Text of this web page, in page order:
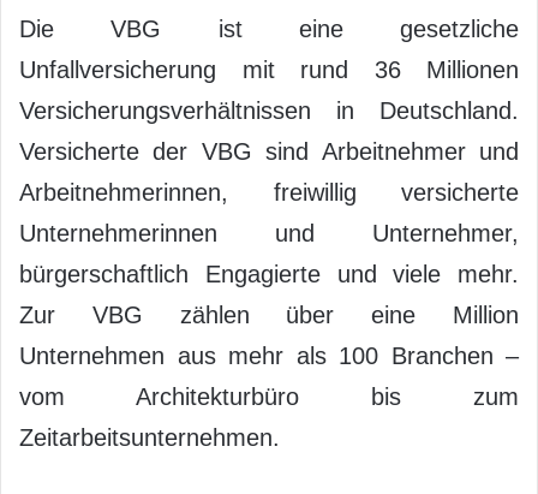
Die VBG ist eine gesetzliche
Unfallversicherung mit rund 36 Millionen
Versicherungsverhältnissen in Deutschland.
Versicherte der VBG sind Arbeitnehmer und
Arbeitnehmerinnen, freiwillig versicherte
Unternehmerinnen und Unternehmer,
bürgerschaftlich Engagierte und viele mehr.
Zur VBG zählen über eine Million
Unternehmen aus mehr als 100 Branchen –
vom Architekturbüro bis zum
Zeitarbeitsunternehmen.